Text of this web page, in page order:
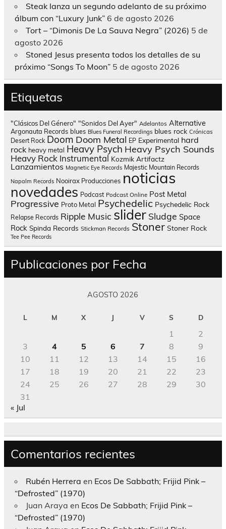
Steak lanza un segundo adelanto de su próximo
álbum con “Luxury Junk” 6 de agosto 2026
Tort – “Dimonis De La Sauva Negra” (2026) 5 de
agosto 2026
Stoned Jesus presenta todos los detalles de su
próximo “Songs To Moon” 5 de agosto 2026
Etiquetas
"Clásicos Del Género" "Sonidos Del Ayer" Adelantos Alternative
Argonauta Records blues Blues Funeral Recordings blues rock Crónicas
Desert Rock Doom Doom Metal EP Experimental hard
rock heavy metal Heavy Psych Heavy Psych Sounds
Heavy Rock Instrumental Kozmik Artifactz
Lanzamientos Magnetic Eye Records Majestic Mountain Records
Napalm Records Nooirax Producciones noticias
novedades Podcast Podcast Online Post Metal
Progressive Proto Metal Psychedelic Psychedelic Rock
Relapse Records Ripple Music slider Sludge Space
Rock Spinda Records Stickman Records Stoner Stoner Rock
Tee Pee Records
Publicaciones por Fecha
AGOSTO 2026
L M X J V S D
1
2
3
4 5 6 7 8
9
10
11 12 13 14 15
16
17
18 19 20 21 22
23
24
25 26 27 28 29
30
31
« Jul
Comentarios recientes
Rubén Herrera en Ecos De Sabbath; Frijid Pink –
“Defrosted” (1970)
Juan Araya en Ecos De Sabbath; Frijid Pink –
“Defrosted” (1970)